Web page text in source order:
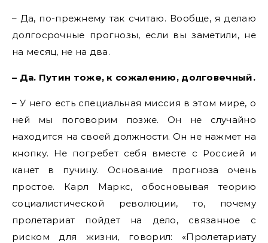
– Да, по-прежнему так считаю. Вообще, я делаю
долгосрочные прогнозы, если вы заметили, не
на месяц, не на два.
– Да. Путин тоже, к сожалению, долговечный.
– У него есть специальная миссия в этом мире, о
ней мы поговорим позже. Он не случайно
находится на своей должности. Он не нажмет на
кнопку. Не погребет себя вместе с Россией и
канет в пучину. Основание прогноза очень
простое. Карл Маркс, обосновывая теорию
социалистической революции, то, почему
пролетариат пойдет на дело, связанное с
риском для жизни, говорил: «Пролетариату